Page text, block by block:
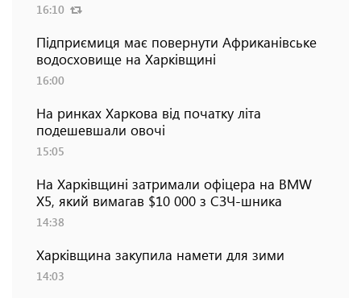
16:10
Підприємиця має повернути Африканівське
водосховище на Харківщині
16:00
На ринках Харкова від початку літа
подешевшали овочі
15:05
На Харківщині затримали офіцера на BMW
Х5, який вимагав $10 000 з СЗЧ-шника
14:38
Харківщина закупила намети для зими
14:03